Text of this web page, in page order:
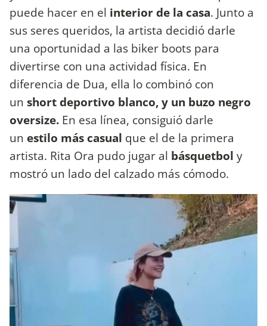
puede hacer en el interior de la casa. Junto a
sus seres queridos, la artista decidió darle
una oportunidad a las biker boots para
divertirse con una actividad física. En
diferencia de Dua, ella lo combinó con
un short deportivo blanco, y un buzo negro
oversize. En esa línea, consiguió darle
un estilo más casual que el de la primera
artista. Rita Ora pudo jugar al básquetbol y
mostró un lado del calzado más cómodo.